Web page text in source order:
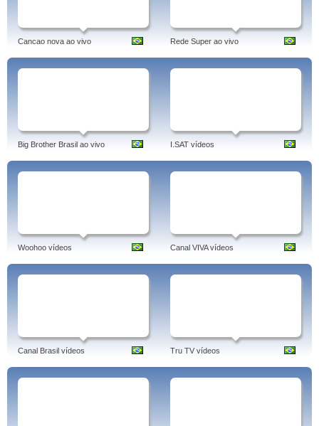
Cancao nova ao vivo Rede Super ao vivo
Big Brother Brasil ao vivo I.SAT vídeos
Woohoo vídeos Canal VIVA vídeos
Canal Brasil vídeos Tru TV vídeos